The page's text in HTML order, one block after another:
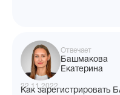
Отвечает
Башмакова
Екатерина
22.11.2022
Как зарегистрировать